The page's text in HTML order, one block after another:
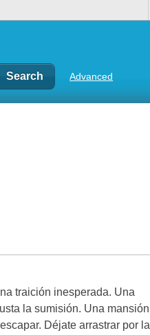
Advanced
traición inesperada. Una
la sumisión. Una mansión
Déjate arrastrar por la